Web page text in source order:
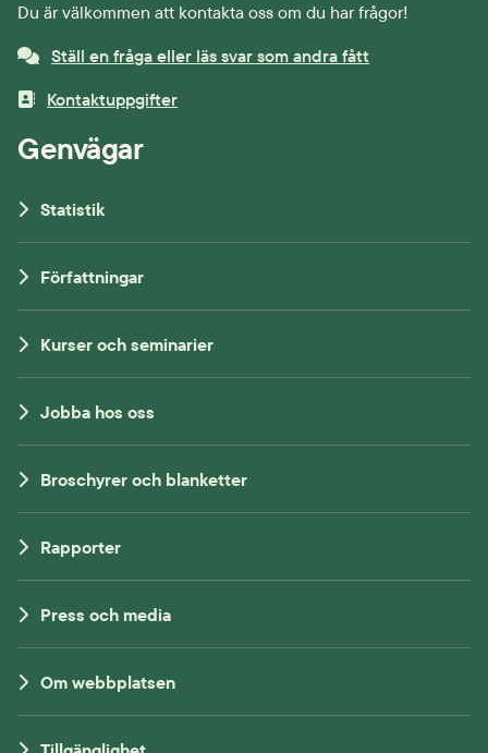
Du är välkommen att kontakta oss om du har frågor!
Ställ en fråga eller läs svar som andra fått
Kontaktuppgifter
Genvägar
Statistik
Författningar
Kurser och seminarier
Jobba hos oss
Broschyrer och blanketter
Rapporter
Press och media
Om webbplatsen